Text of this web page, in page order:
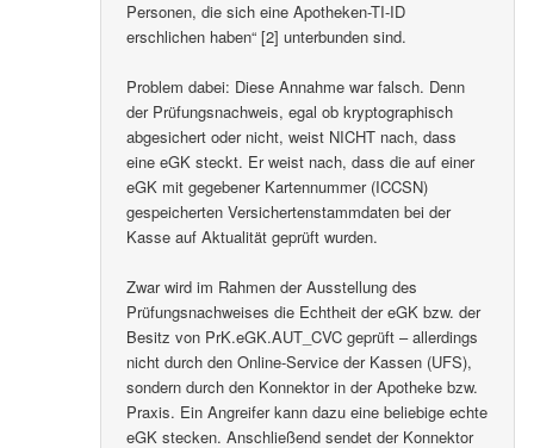
Personen, die sich eine Apotheken-TI-ID
erschlichen haben“ [2] unterbunden sind.
Problem dabei: Diese Annahme war falsch. Denn
der Prüfungsnachweis, egal ob kryptographisch
abgesichert oder nicht, weist NICHT nach, dass
eine eGK steckt. Er weist nach, dass die auf einer
eGK mit gegebener Kartennummer (ICCSN)
gespeicherten Versichertenstammdaten bei der
Kasse auf Aktualität geprüft wurden.
Zwar wird im Rahmen der Ausstellung des
Prüfungsnachweises die Echtheit der eGK bzw. der
Besitz von PrK.eGK.AUT_CVC geprüft – allerdings
nicht durch den Online-Service der Kassen (UFS),
sondern durch den Konnektor in der Apotheke bzw.
Praxis. Ein Angreifer kann dazu eine beliebige echte
eGK stecken. Anschließend sendet der Konnektor